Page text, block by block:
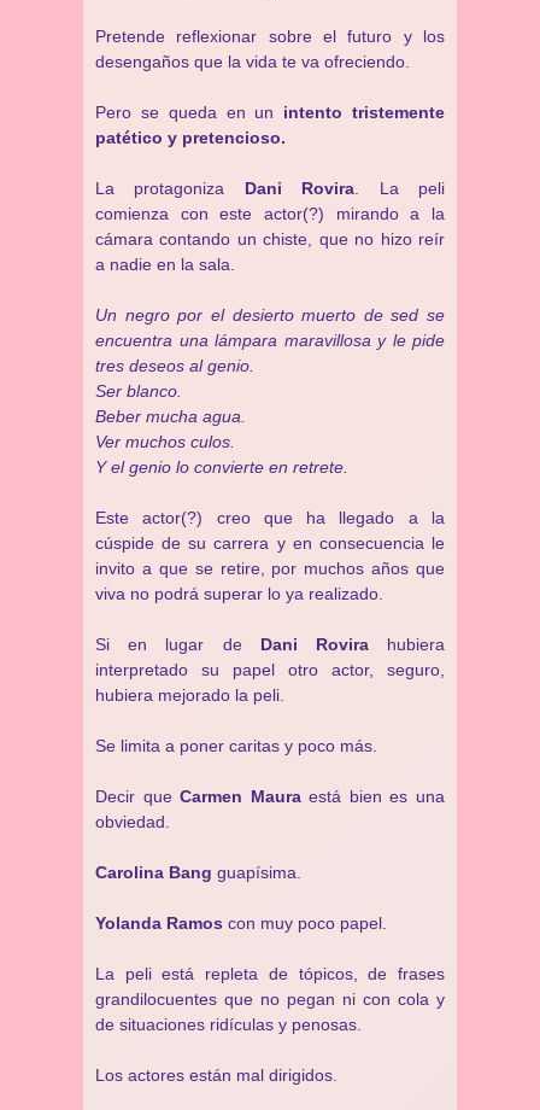
Pretende reflexionar sobre el futuro y los
desengaños que la vida te va ofreciendo.
Pero se queda en un intento tristemente
patético y pretencioso.
La protagoniza Dani Rovira . La peli
comienza con este actor(?) mirando a la
cámara contando un chiste, que no hizo reír
a nadie en la sala.
Un negro por el desierto muerto de sed se
encuentra una lámpara maravillosa y le pide
tres deseos al genio.
Ser blanco.
Beber mucha agua.
Ver muchos culos.
Y el genio lo convierte en retrete.
Este actor(?) creo que ha llegado a la
cúspide de su carrera y en consecuencia le
invito a que se retire, por muchos años que
viva no podrá superar lo ya realizado.
Si en lugar de Dani Rovirahubiera
interpretado su papel otro actor, seguro,
hubiera mejorado la peli.
Se limita a poner caritas y poco más.
Decir queCarmen Mauraestá bien es una
obviedad.
Carolina Bang guapísima.
Yolanda Ramos con muy poco papel.
La peli está repleta de tópicos, de frases
grandilocuentes que no pegan ni con cola y
de situaciones ridículas y penosas.
Los actores están mal dirigidos.